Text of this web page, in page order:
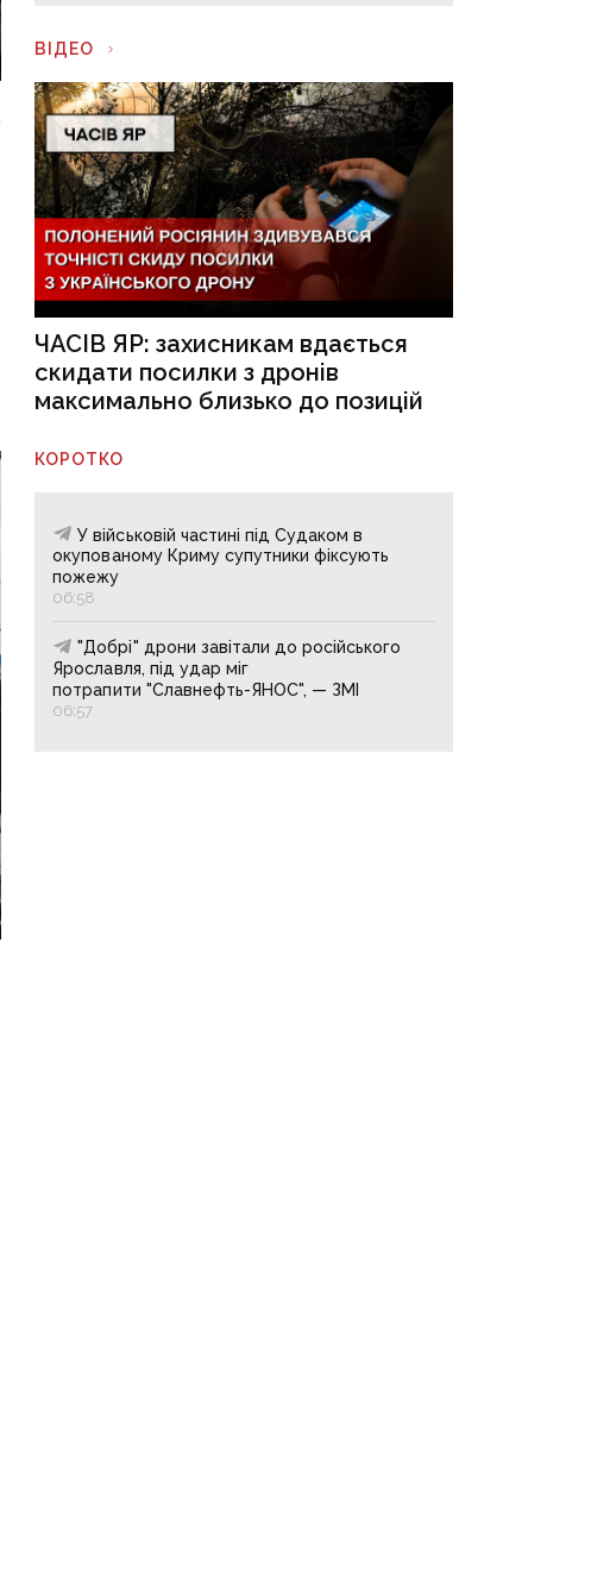
ВІДЕО
ЧАСІВ ЯР: захисникам вдається
скидати посилки з дронів
максимально близько до позицій
КОРОТКО
У військовій частині під Судаком в
окупованому Криму супутники фіксують
пожежу
06:58
"Добрі" дрони завітали до російського
Ярославля, під удар міг
потрапити "Славнефть-ЯНОС", — ЗМІ
06:57